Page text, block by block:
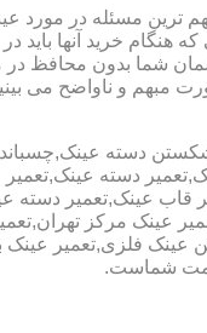
ترین مسئله در مورد
خرید آنها باید
شما بدون محافظ در
مبهم و ناواضح می
دسته
دسته
قاب عینک,تعمیر
عینک مرکز
فلزی,تعمیر عینک
شماست.